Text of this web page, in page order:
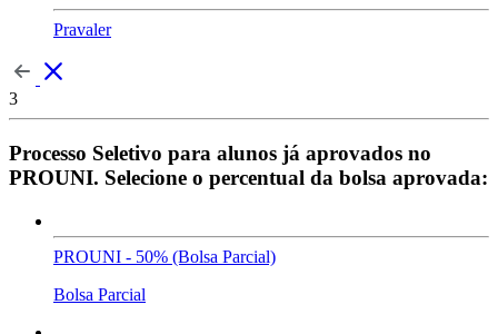
Pravaler
3
Processo Seletivo para alunos já aprovados no
PROUNI. Selecione o percentual da bolsa aprovada:
PROUNI - 50% (Bolsa Parcial)
Bolsa Parcial